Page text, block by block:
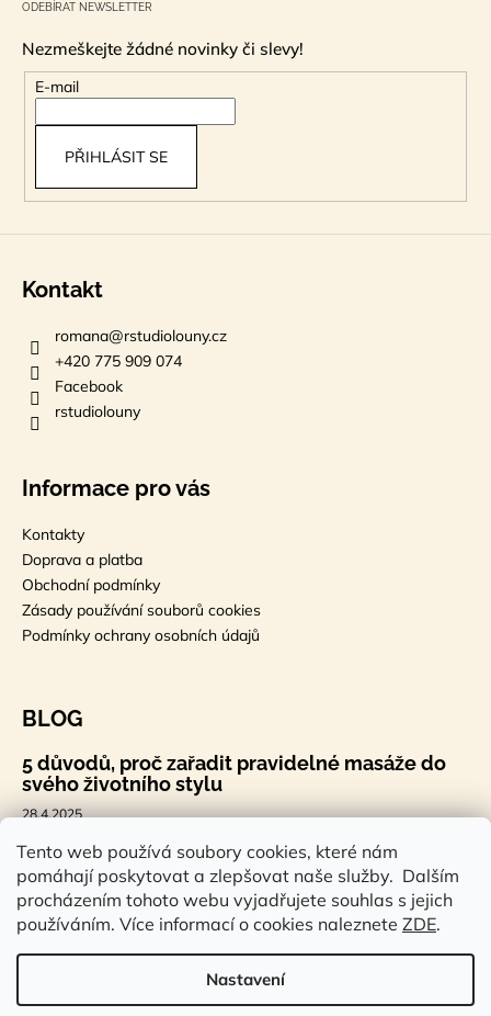
Tento web používá soubory cookies, které nám
pomáhají poskytovat a zlepšovat naše služby. Dalším
procházením tohoto webu vyjadřujete souhlas s jejich
používáním. Více informací o cookies naleznete ZDE.
Nastavení
ODEBÍRAT NEWSLETTER
Nezmeškejte žádné novinky či slevy!
E-mail
PŘIHLÁSIT SE
Kontakt
romana@rstudiolouny.cz
+420 775 909 074
Facebook
rstudiolouny
Informace pro vás
Kontakty
Doprava a platba
Obchodní podmínky
Zásady používání souborů cookies
Podmínky ochrany osobních údajů
BLOG
5 důvodů, proč zařadit pravidelné masáže do
svého životního stylu
28.4.2025
🐣 Velikonoční styl, který tě bude bavit
7.4.2025
Sauna a saunová terapie: Cesta ke zdraví a
pohodě
14.2.2025